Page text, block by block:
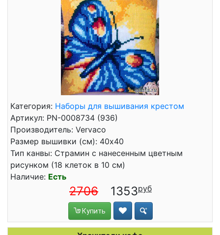
Категория: Наборы для вышивания крестом
Артикул: PN-0008734 (936)
Производитель: Vervaco
Размер вышивки (см): 40x40
Тип канвы: Страмин с нанесенным цветным
рисунком (18 клеток в 10 см)
Наличие: Есть
2706 1353
Купить